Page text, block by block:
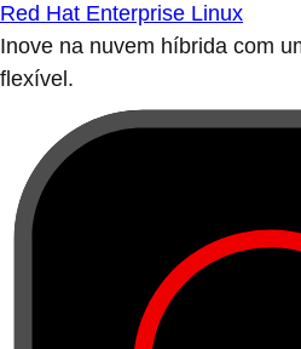
Red Hat Enterprise Linux
Inove na nuvem híbrida com
flexível.